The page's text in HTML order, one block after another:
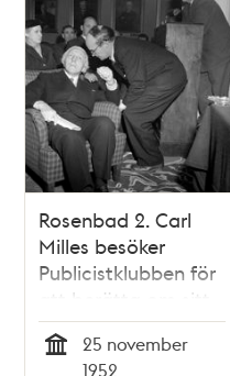
Rosenbad 2. Carl
Milles besöker
Publicistklubben för
att berätta om sitt
monument som är
planerat att stå
25 november
1952